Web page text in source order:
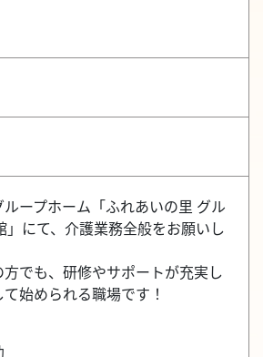
ープホーム「ふれあいの里 グル
」にて、介護業務全般をお願いし
でも、研修やサポートが充実し
始められる職場です！